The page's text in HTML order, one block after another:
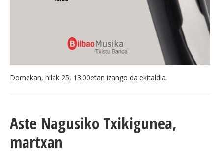
Domekan, hilak 25, 13:00etan izango da ekitaldia.
Aste Nagusiko Txikigunea,
martxan